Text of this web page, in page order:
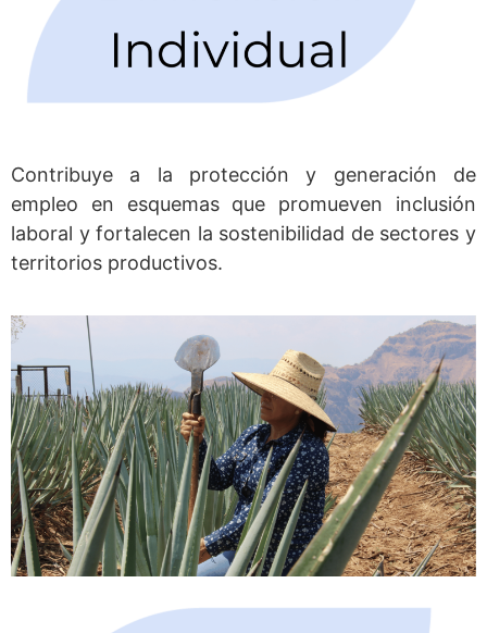
Contribuye a la protección y generación de
empleo en esquemas que promueven inclusión
laboral y fortalecen la sostenibilidad de sectores y
territorios productivos.